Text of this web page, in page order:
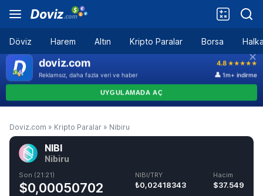
Döviz Harem Altın Kripto Paralar Borsa
Doviz.com » Kripto Paralar » Nibiru
NIBI
Nibiru
Son (21:21)
$0,00050702
NIBI/TRY
₺0,02418343
Hacim
$37.549